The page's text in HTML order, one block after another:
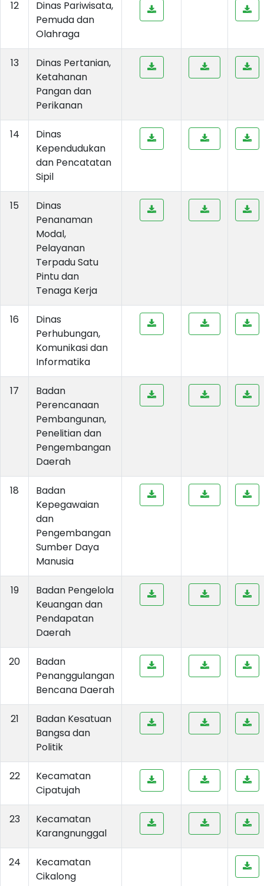
12
Dinas Pariwisata,
Pemuda dan
Olahraga
13
Dinas Pertanian,
Ketahanan
Pangan dan
Perikanan
14
Dinas
Kependudukan
dan Pencatatan
Sipil
15
Dinas
Penanaman
Modal,
Pelayanan
Terpadu Satu
Pintu dan
Tenaga Kerja
16
Dinas
Perhubungan,
Komunikasi dan
Informatika
17
Badan
Perencanaan
Pembangunan,
Penelitian dan
Pengembangan
Daerah
18
Badan
Kepegawaian
dan
Pengembangan
Sumber Daya
Manusia
19
Badan Pengelola
Keuangan dan
Pendapatan
Daerah
20
Badan
Penanggulangan
Bencana Daerah
21
Badan Kesatuan
Bangsa dan
Politik
22
Kecamatan
Cipatujah
23
Kecamatan
Karangnunggal
24
Kecamatan
Cikalong